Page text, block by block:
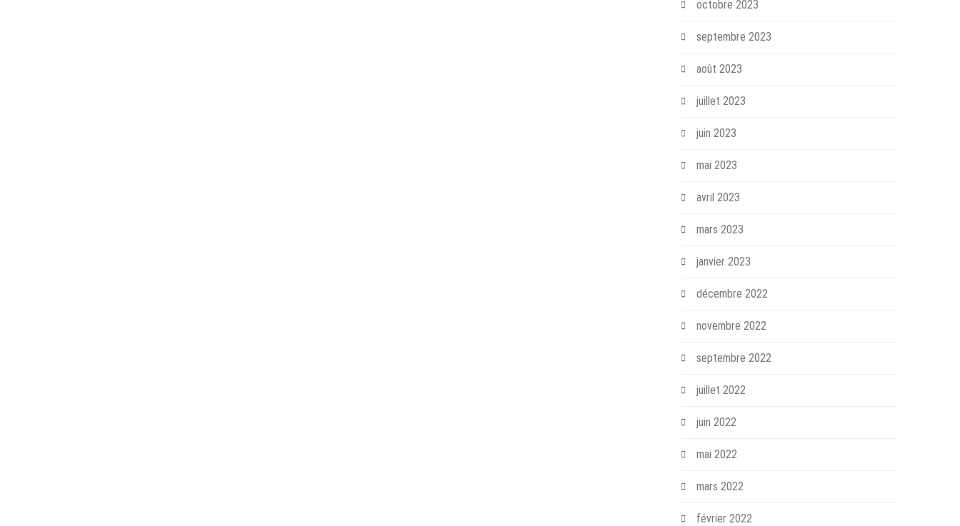
octobre 2023
septembre 2023
août 2023
juillet 2023
juin 2023
mai 2023
avril 2023
mars 2023
janvier 2023
décembre 2022
novembre 2022
septembre 2022
juillet 2022
juin 2022
mai 2022
mars 2022
février 2022